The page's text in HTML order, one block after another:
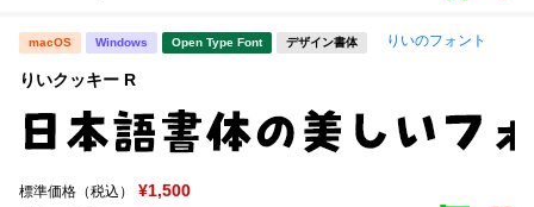
macOS Windows Open Type Font デザイン書体 りいのフォント
りいクッキー R
標準価格（税込） ¥1,500